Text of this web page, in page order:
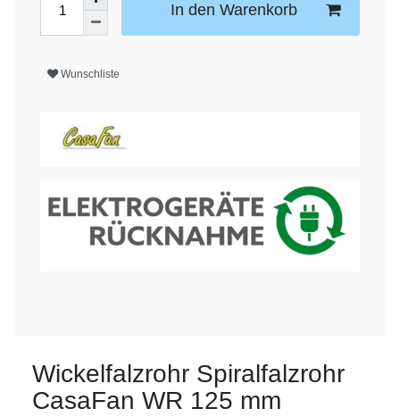
In den Warenkorb
Wunschliste
Wickelfalzrohr Spiralfalzrohr
CasaFan WR 125 mm